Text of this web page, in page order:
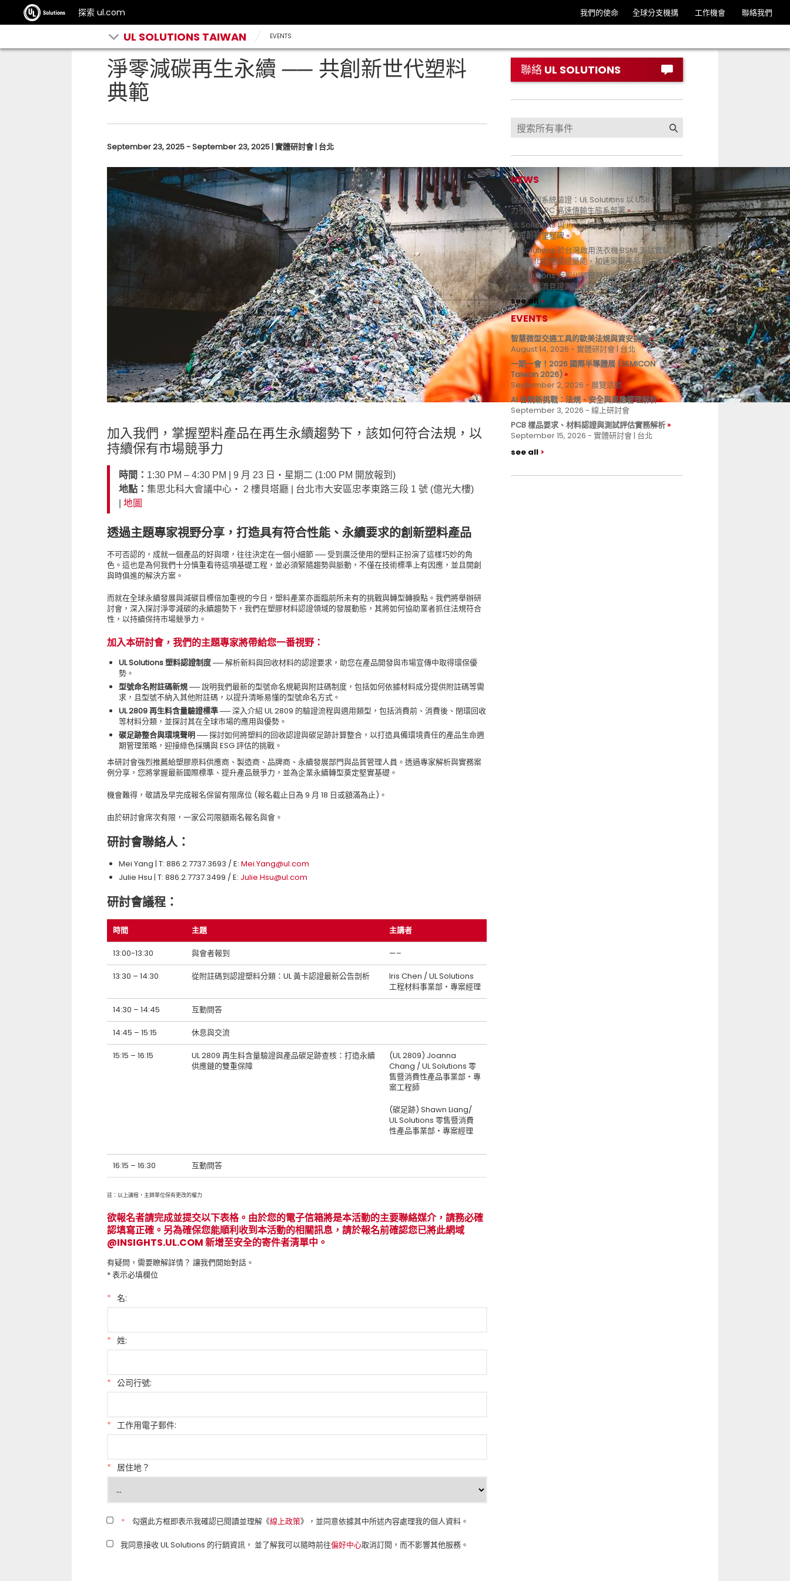
探索 ul.com 我們的使命 全球分支機搆 工作機會 聯絡我們
UL SOLUTIONS TAIWAN EVENTS
淨零減碳再生永續 ── 共創新世代塑料
典範
September 23, 2025 - September 23, 2025 | 實體研討會 | 台北
加入我們，掌握塑料產品在再生永續趨勢下，該如何符合法規，以
持續保有市場競爭力
時間： 1:30 PM – 4:30 PM | 9 月 23 日‧星期二 (1:00 PM 開放報到)
地點： 集思北科大會議中心‧ 2 樓貝塔廳 | 台北市大安區忠孝東路三段 1 號 (億光大樓)
地圖
透過主題專家視野分享，打造具有符合性能、永續要求的創新塑料產品
不可否認的，成就一個產品的好與壞，往往決定在一個小細節 ── 受到廣泛使用的塑料正扮演了這樣巧妙的角
色。這也是為何我們十分慎重看待這項基礎工程，並必須緊隨趨勢與脈動，不僅在技術標準上有因應，並且開創
與時俱進的解決方案。
而就在全球永續發展與減碳目標倍加重視的今日，塑料產業亦面臨前所未有的挑戰與轉型轉捩點。我們將舉辦研
討會，深入探討淨零減碳的永續趨勢下，我們在塑膠材料認證領域的發展動態，其將如何協助業者抓住法規符合
性，以持續保持市場競爭力。
加入本研討會，我們的主題專家將帶給您一番視野：
UL Solutions 塑料認證制度 ──解析新料與回收材料的認證要求，助您在產品開發與市場宣傳中取得環保優
勢。
型號命名附註碼新規 ──說明我們最新的型號命名規範與附註碼制度，包括如何依據材料成分提供附註碼等需
求，且型號不納入其他附註碼，以提升清晰易懂的型號命名方式。
UL 2809 再生料含量驗證標準 ──深入介紹 UL 2809 的驗證流程與適用類型，包括消費前、消費後、閉環回收
等材料分類，並探討其在全球市場的應用與優勢。
碳足跡整合與環境聲明 ──探討如何將塑料的回收認證與碳足跡計算整合，以打造具備環境責任的產品生命週
期管理策略，迎接綠色採購與 ESG 評估的挑戰。
本研討會強烈推薦給塑膠原料供應商、製造商、品牌商、永續發展部門與品質管理人員。透過專家解析與實務案
例分享，您將掌握最新國際標準、提升產品競爭力，並為企業永續轉型奠定堅實基礎。
機會難得，敬請及早完成報名保留有限席位 (報名截止日為 9 月 18 日或額滿為止)。
由於研討會席次有限，一家公司限額兩名報名與會。
研討會聯絡人：
Mei Yang | T: 886.2.7737.3693 / E: Mei.Yang@ul.com
Julie Hsu | T: 886.2.7737.3499 / E: Julie.Hsu@ul.com
研討會議程：
時間 主題 主講者
13:00-13:30 與會者報到 —–
13:30 – 14:30 從附註碼到認證塑料分類：UL 黃卡認證最新公告剖析
Iris Chen / UL Solutions
工程材料事業部‧專案經理
14:30 – 14:45 互動問答
14:45 – 15:15 休息與交流
15:15 – 16:15
UL 2809 再生料含量驗證與產品碳足跡查核：打造永續
供應鏈的雙重保障
(UL 2809) Joanna
Chang / UL Solutions 零
售暨消費性產品事業部‧專
案工程師
(碳足跡) Shawn Liang/
UL Solutions 零售暨消費
性產品事業部‧專案經理
16:15 – 16:30 互動問答
註：以上議程，主辧單位保有更改的權力
欲報名者請完成並提交以下表格。由於您的電子信箱將是本活動的主要聯絡媒介，請務必確
認填寫正確。另為確保您能順利收到本活動的相關訊息，請於報名前確認您已將此網域
@INSIGHTS.UL.COM 新增至安全的寄件者清單中。
有疑問，需要瞭解詳情？ 讓我們開始對話。
* 表示必填欄位
* 名:
* 姓:
* 公司行號:
* 工作用電子郵件:
* 居住地？
* 勾選此方框即表示我確認已閱讀並理解《線上政策》，並同意依據其中所述內容處理我的個人資料。
我同意接收 UL Solutions 的行銷資訊， 並了解我可以隨時前往偏好中心取消訂閱，而不影響其他服務。
聯絡 UL SOLUTIONS
NEWS
從晶片到系統驗證：UL Solutions 以 USB4 驗證實
力引領 AI PC 高速傳輸生態系部署
UL Solutions 與 imos 持續深化合作 三年驗證布
局再創新里程碑
UL Solutions 於台灣啟用洗衣機 BSMI 測試實驗
室 強化在地認證量能、加速家電產品市場准入
UL Solutions 向松川精密發出全台首張《30kA 直
流短路電流見證測試實驗室計畫》資格證書
see all
EVENTS
智慧微型交通工具的歐美法規與資安挑戰
August 14, 2026 - 實體研討會 | 台北
一期一會！2026 國際半導體展 (SEMICON
Taiwan 2026)
September 2, 2026 - 展覽活動
AI 合規新挑戰：法規、安全與風險管理解析
September 3, 2026 - 線上研討會
PCB 樣品要求、材料認證與測試評估實務解析
September 15, 2026 - 實體研討會 | 台北
see all